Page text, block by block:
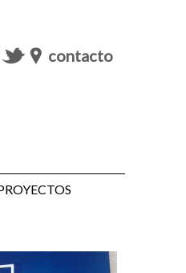
contacto